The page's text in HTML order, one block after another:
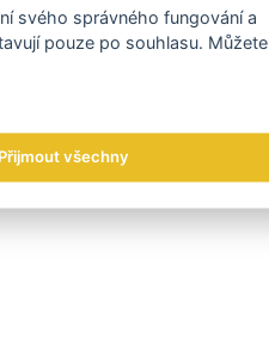
svého správného fungování a
pouze po souhlasu. Můžete
Přijmout všechny